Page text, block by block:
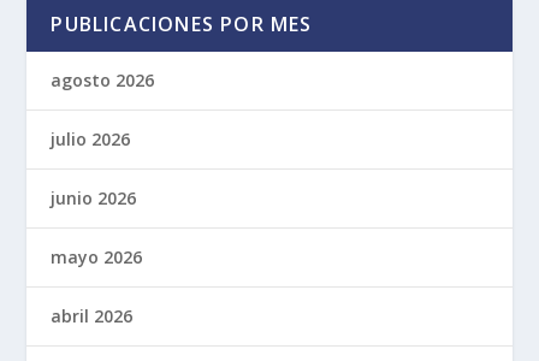
PUBLICACIONES POR MES
agosto 2026
julio 2026
junio 2026
mayo 2026
abril 2026